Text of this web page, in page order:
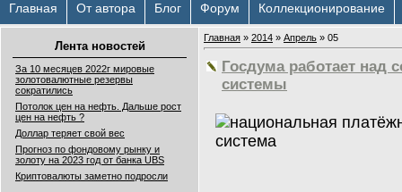
Главная От автора Блог Форум Коллекционирование
Лента новостей
За 10 месяцев 2022г мировые
золотовалютные резервы
сократились
Потолок цен на нефть. Дальше рост
цен на нефть ?
Доллар теряет свой вес
Прогноз по фондовому рынку и
золоту на 2023 год от банка UBS
Криптовалюты заметно подросли
Главная » 2014 » Апрель » 05
Госдума работает над
системы